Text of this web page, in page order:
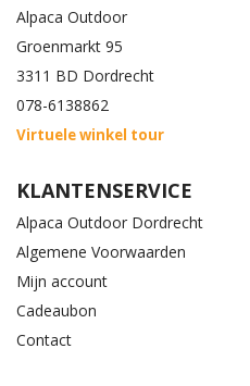
Alpaca Outdoor
Groenmarkt 95
3311 BD Dordrecht
078-6138862
Virtuele winkel tour
KLANTENSERVICE
Alpaca Outdoor Dordrecht
Algemene Voorwaarden
Mijn account
Cadeaubon
Contact